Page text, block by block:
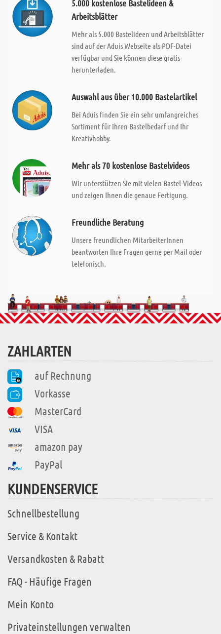
5.000 kostenlose Bastelideen &
Arbeitsblätter
Mehr als 5.000 Bastelideen und Arbeitsblätter
sind auf der Aduis Webseite als PDF-Datei
verfügbar und Sie können diese gratis
herunterladen.
Auswahl aus über 10.000 Bastelartikel
Bei Aduis finden Sie ein sehr umfangreiches
Sortiment für Ihren Bastelbedarf und Ihr
Kreativhobby.
Mehr als 70 kostenlose Bastelvideos
Wir unterstützen Sie mit vielen Bastel-Videos
und zeigen Ihnen die genaue Fertigung.
Freundliche Beratung
Unsere freundlichen MitarbeiterInnen
beantworten Ihre Fragen gerne per Mail oder
telefonisch.
ZAHLARTEN
auf Rechnung
Vorkasse
MasterCard
VISA
amazon pay
PayPal
KUNDENSERVICE
Schnellbestellung
Service & Kontakt
Versandkosten & Rabatt
FAQ - Häufige Fragen
Mein Konto
Privateinstellungen verwalten